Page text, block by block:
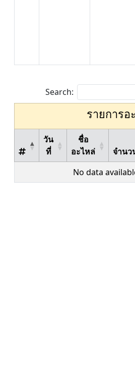
Search:
รายการอ
วัน
ที่
ชื่อ
อะไหล่
จำนว
No data